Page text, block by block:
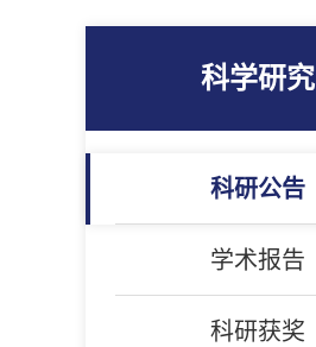
科学研究
科研公告
学术报告
科研获奖